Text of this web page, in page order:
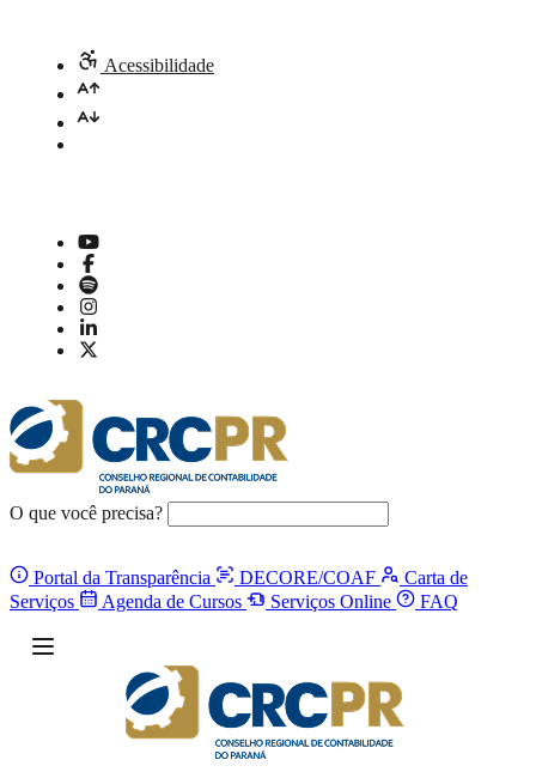
Acessibilidade
O que você precisa?
Portal da Transparência DECORE/COAF
Carta de
Serviços
Agenda de Cursos Serviços Online FAQ